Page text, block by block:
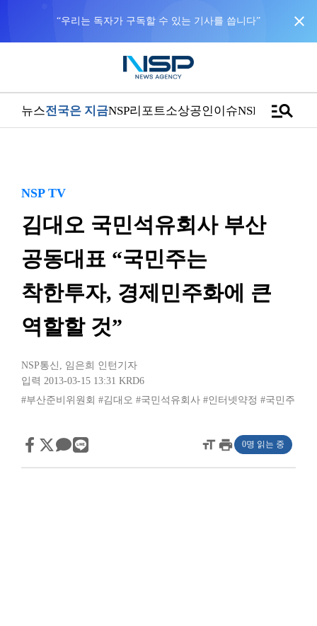
close
뉴스전국은 지금NSP리포트소상공인이슈NSPTVmanage_search
NSP TV
김대오 국민석유회사 부산
공동대표 “국민주는
착한투자, 경제민주화에 큰
역할할 것”
NSP통신 , 임은희 인턴기자
입력 2013-03-15 13:31 KRD6
#부산준비위원회 #김대오 #국민석유회사 #인터넷약정 #국민주
format_sizeprint 0명 읽는 중